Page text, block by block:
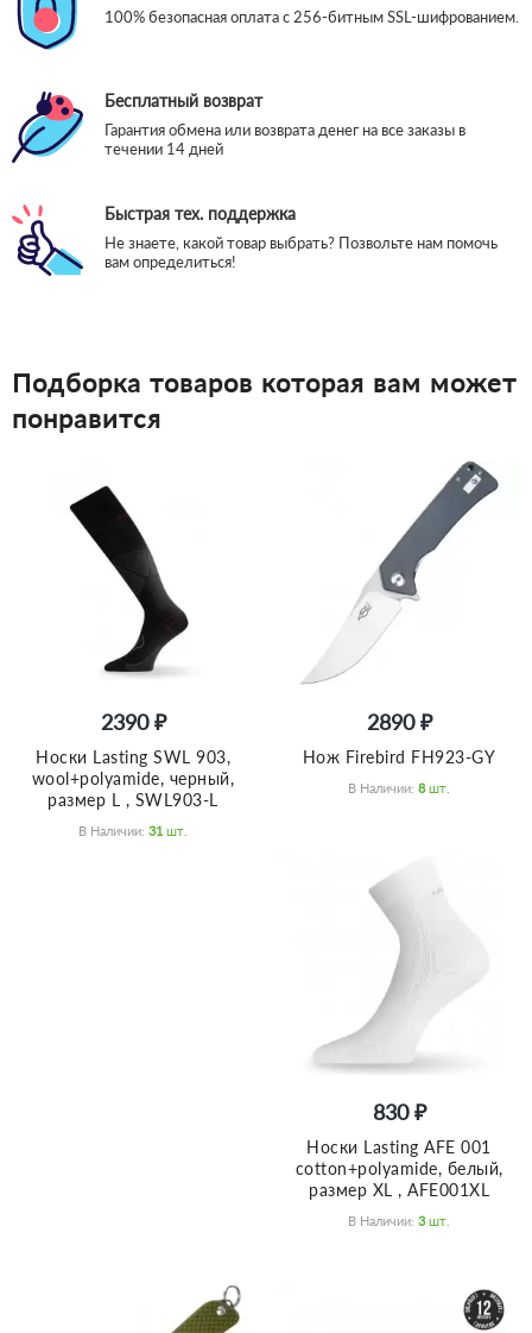
100% безопасная оплата с 256-битным SSL-шифрованием.
Бесплатный возврат
Гарантия обмена или возврата денег на все заказы в
течении 14 дней
Быстрая тех. поддержка
Не знаете, какой товар выбрать? Позвольте нам помочь
вам определиться!
Подборка товаров которая вам может
понравится
2390 ₽
Носки Lasting SWL 903,
wool+polyamide, черный,
размер L , SWL903-L
В Наличии: 31 Шт.
2890 ₽
Нож Firebird FH923-GY
В Наличии: 8 Шт.
830 ₽
Носки Lasting AFE 001
cotton+polyamide, белый,
размер XL , AFE001XL
В Наличии: 3 Шт.